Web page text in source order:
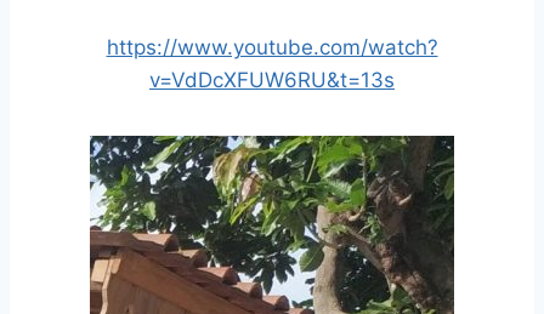
https://www.youtube.com/watch?
v=VdDcXFUW6RU&t=13s